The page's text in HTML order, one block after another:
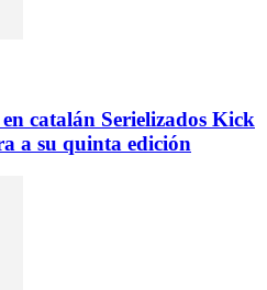
catalán Serielizados Kick
a su quinta edición